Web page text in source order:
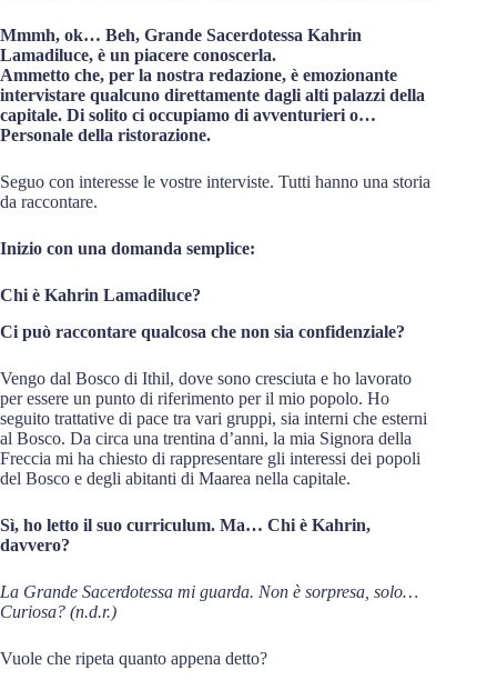
Mmmh, ok… Beh, Grande Sacerdotessa Kahrin
Lamadiluce, è un piacere conoscerla.
Ammetto che, per la nostra redazione, è emozionante
intervistare qualcuno direttamente dagli alti palazzi della
capitale. Di solito ci occupiamo di avventurieri o…
Personale della ristorazione.
Seguo con interesse le vostre interviste. Tutti hanno una storia
da raccontare.
Inizio con una domanda semplice:
Chi è Kahrin Lamadiluce?
Ci può raccontare qualcosa che non sia confidenziale?
Vengo dal Bosco di Ithil, dove sono cresciuta e ho lavorato
per essere un punto di riferimento per il mio popolo. Ho
seguito trattative di pace tra vari gruppi, sia interni che esterni
al Bosco. Da circa una trentina d’anni, la mia Signora della
Freccia mi ha chiesto di rappresentare gli interessi dei popoli
del Bosco e degli abitanti di Maarea nella capitale.
Sì, ho letto il suo curriculum. Ma… Chi è Kahrin,
davvero?
La Grande Sacerdotessa mi guarda. Non è sorpresa, solo…
Curiosa? (n.d.r.)
Vuole che ripeta quanto appena detto?